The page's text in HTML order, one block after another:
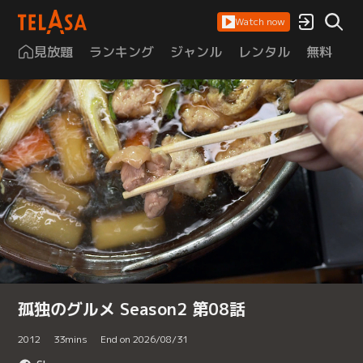
Watch now
見放題 ランキング ジャンル レンタル 無料
孤独のグルメ Season2 第08話
2012 33mins End on 2026/08/31